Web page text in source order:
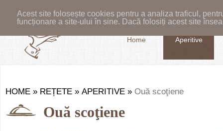
Acest site folosește cookies pentru a analiza traficul,
funcționare a site-ului în sine. Dacă folosiți acest site
Home Aperitive
HOME » REȚETE » APERITIVE » Ouă scoţiene
Ouă scoţiene